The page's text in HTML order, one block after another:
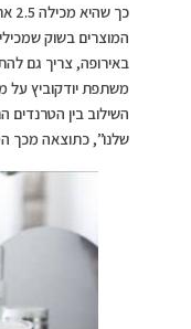
באירופה, צריך גם
משתפת יודקוביץ על
השילוב בין
שלנו”, כתוצאה מכך